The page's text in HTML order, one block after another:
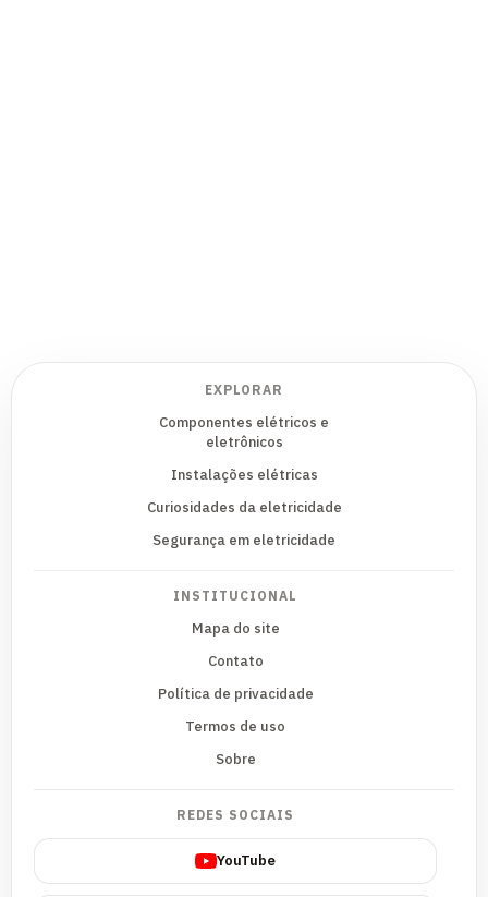
EXPLORAR
Componentes elétricos e
eletrônicos
Instalações elétricas
Curiosidades da eletricidade
Segurança em eletricidade
INSTITUCIONAL
Mapa do site
Contato
Política de privacidade
Termos de uso
Sobre
REDES SOCIAIS
YouTube